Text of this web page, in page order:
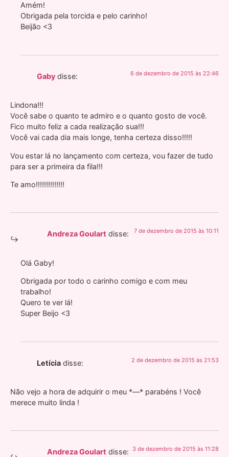
Amém!
Obrigada pela torcida e pelo carinho!
Beijão <3
Gaby disse: 6 de dezembro de 2015 às 22:46
Lindona!!!
Você sabe o quanto te admiro e o quanto gosto de você.
Fico muito feliz a cada realização sua!!!
Você vai cada dia mais longe, tenha certeza disso!!!!!
Vou estar lá no lançamento com certeza, vou fazer de tudo
para ser a primeira da fila!!!
Te amo!!!!!!!!!!!!!!
Andreza Goulart disse: 7 de dezembro de 2015 às 10:11
Olá Gaby!
Obrigada por todo o carinho comigo e com meu
trabalho!
Quero te ver lá!
Super Beijo <3
Letícia disse: 2 de dezembro de 2015 às 21:53
Não vejo a hora de adquirir o meu *—* parabéns ! Você
merece muito linda !
Andreza Goulart disse: 3 de dezembro de 2015 às 11:28